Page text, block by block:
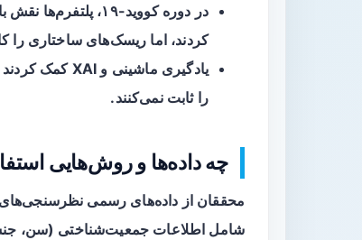
در دوره کووید-۱۹، پلتفرم‌ها نقش
کردند، اما ریسک‌های ساختاری را
یادگیری ماشینی و XAI کمک کردند الگوهای پیچیده را کشف کنند، اما
را ثابت نمی‌کنند.
چه داده‌ها و روش‌هایی
شامل اطلاعات جمعیت‌شناختی (سن،